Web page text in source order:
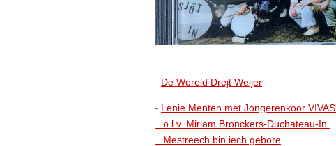
- De Wereld Drejt Weijer
- Lenie Menten met Jongerenkoor VIVAS
o.l.v. Miriam Bronckers-Duchateau-In
Mestreech bin iech gebore